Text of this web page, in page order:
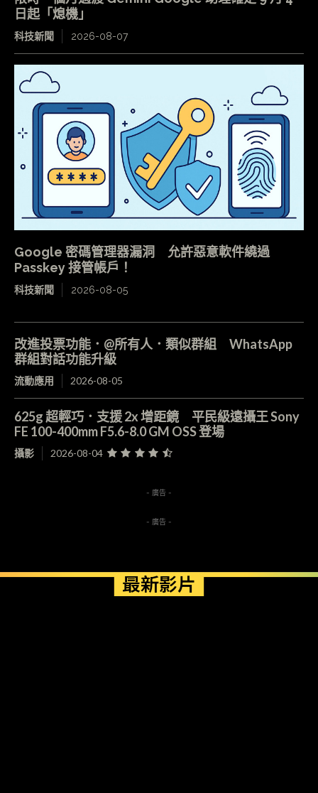
日起「熄機」
科技新聞 2026-08-07
Google 密碼管理器漏洞 允許惡意軟件繞過
Passkey 接管帳戶！
科技新聞 2026-08-05
改進投票功能．@所有人．類似群組 WhatsApp
群組對話功能升級
流動應用 2026-08-05
625g 超輕巧．支援 2x 增距鏡 平民級遠攝王 Sony
FE 100-400mm F5.6-8.0 GM OSS 登場
攝影 2026-08-04
- 廣告 -
- 廣告 -
最新影片